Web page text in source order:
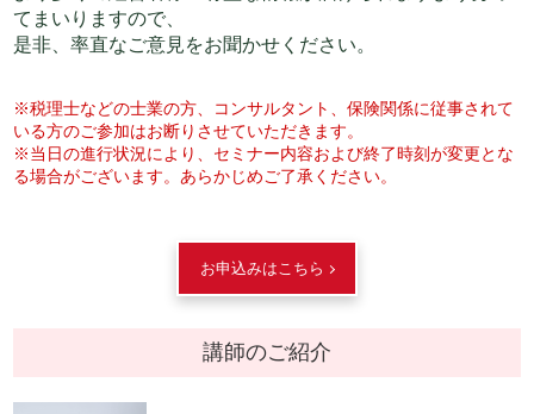
てまいりますので、
是非、率直なご意見をお聞かせください。
※税理士などの士業の方、コンサルタント、保険関係に従事されて
いる方のご参加はお断りさせていただきます。
※当日の進行状況により、セミナー内容および終了時刻が変更とな
る場合がございます。あらかじめご了承ください。
お申込みはこちら
講師のご紹介